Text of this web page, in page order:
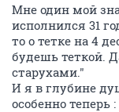
Мне один мой
исполнился 31
то о тетке на 4
будешь теткой.
старухами."
И я в глубине
особенно теперь :